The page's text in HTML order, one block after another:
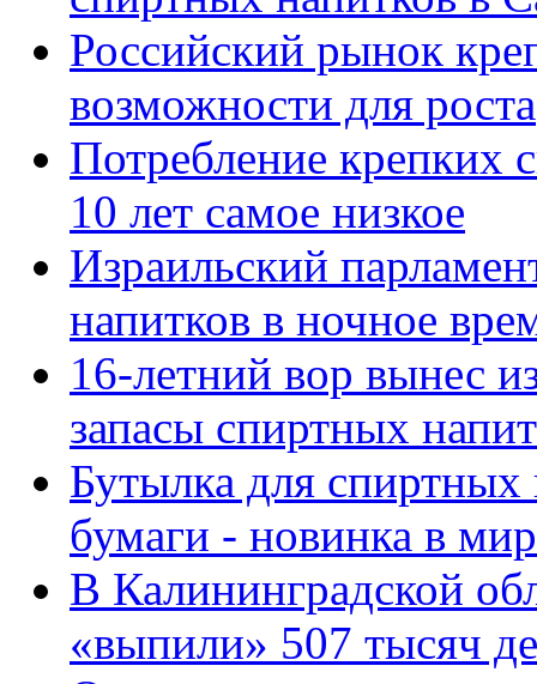
Российский рынок
возможности для роста
Потребление крепких
10 лет самое низкое
Израильский
напитков в ночное
16-летний вор вынес
запасы спиртных
Бутылка для спиртных
бумаги - новинка в
В Калининградской
«выпили» 507 тысяч